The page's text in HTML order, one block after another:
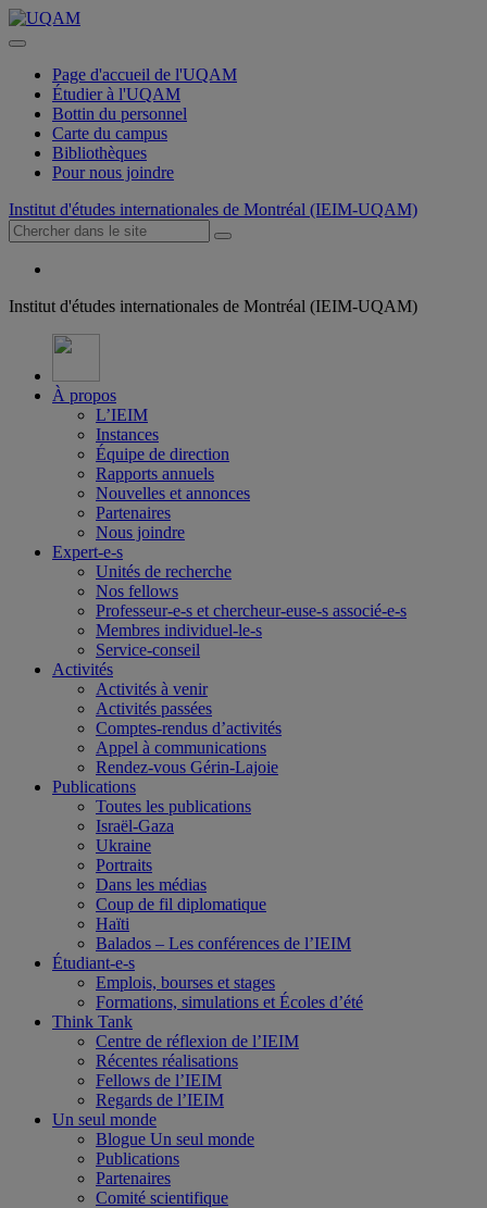
Page d'accueil de l'UQAM
Étudier à l'UQAM
Bottin du personnel
Carte du campus
Bibliothèques
Pour nous joindre
Institut d'études internationales de Montréal (IEIM-UQAM)
Institut d'études internationales de Montréal (IEIM-UQAM)
À propos
L’IEIM
Instances
Équipe de direction
Rapports annuels
Nouvelles et annonces
Partenaires
Nous joindre
Expert-e-s
Unités de recherche
Nos fellows
Professeur-e-s et chercheur-euse-s associé-e-s
Membres individuel-le-s
Service-conseil
Activités
Activités à venir
Activités passées
Comptes-rendus d’activités
Appel à communications
Rendez-vous Gérin-Lajoie
Publications
Toutes les publications
Israël-Gaza
Ukraine
Portraits
Dans les médias
Coup de fil diplomatique
Haïti
Balados – Les conférences de l’IEIM
Étudiant-e-s
Emplois, bourses et stages
Formations, simulations et Écoles d’été
Think Tank
Centre de réflexion de l’IEIM
Récentes réalisations
Fellows de l’IEIM
Regards de l’IEIM
Un seul monde
Blogue Un seul monde
Publications
Partenaires
Comité scientifique